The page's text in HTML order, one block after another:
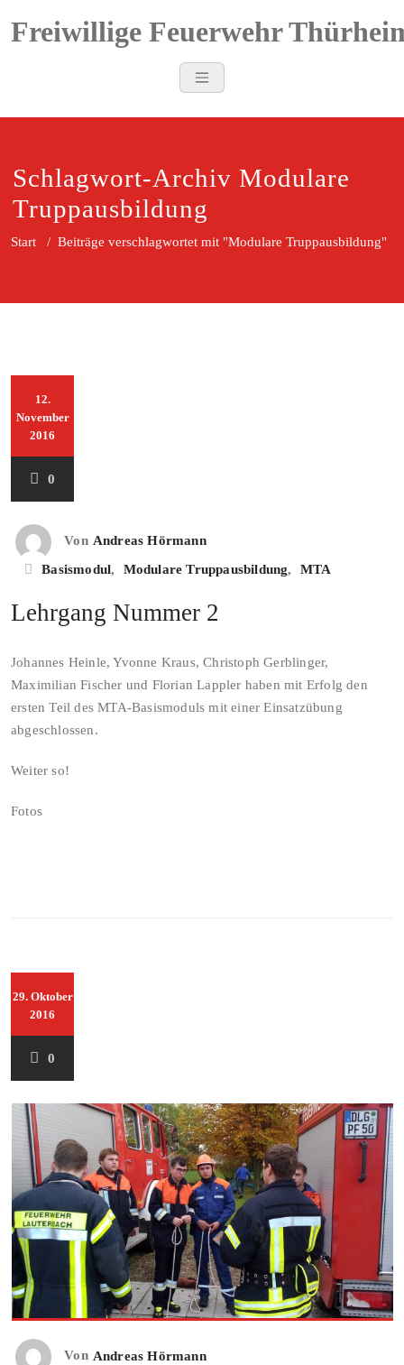
Inhalt
Freiwillige Feuerwehr
Schlagwort-Archiv Modulare
Truppausbildung
Start / Beiträge verschlagwortet mit "Modulare Truppausbildung"
12.
November
2016
0
Von Andreas Hörmann
Basismodul, Modulare Truppausbildung, MTA
Lehrgang Nummer 2
Johannes Heinle, Yvonne Kraus, Christoph Gerblinger,
Maximilian Fischer und Florian Lappler haben mit Erfolg den
ersten Teil des MTA-Basismoduls mit einer Einsatzübung
abgeschlossen.
Weiter so!
Fotos
29. Oktober
2016
0
Von Andreas Hörmann